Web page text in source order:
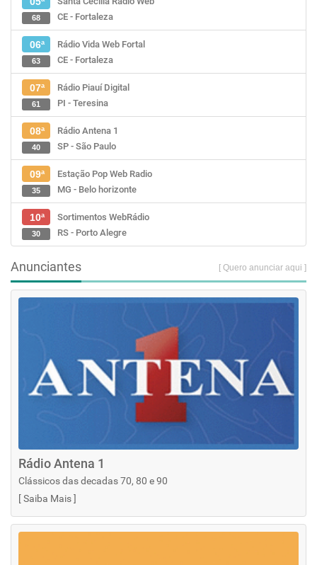
CE - Fortaleza
68
06ª
Rádio Vida Web Fortal
CE - Fortaleza
63
07ª
Rádio Piauí Digital
PI - Teresina
61
08ª
Rádio Antena 1
SP - São Paulo
40
09ª
Estação Pop Web Radio
MG - Belo horizonte
35
10ª
Sortimentos WebRádio
RS - Porto Alegre
30
Anunciantes [ Quero anunciar aqui ]
Rádio Antena 1
Clássicos das decadas 70, 80 e 90
[Saiba Mais]